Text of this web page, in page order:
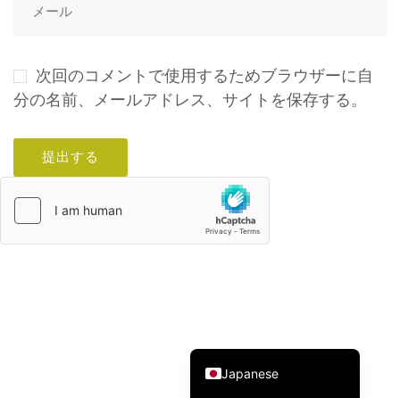
次回のコメントで使用するためブラウザーに自
分の名前、メールアドレス、サイトを保存する。
Japanese
Korean
Spanish
Italian